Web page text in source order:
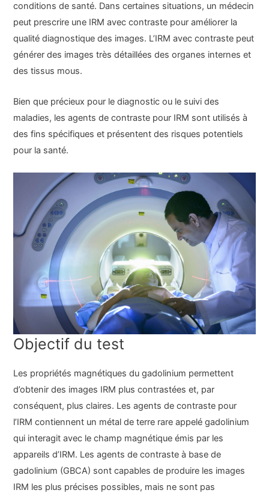
conditions de santé. Dans certaines situations, un médecin
peut prescrire une IRM avec contraste pour améliorer la
qualité diagnostique des images. L’IRM avec contraste peut
générer des images très détaillées des organes internes et
des tissus mous.
Bien que précieux pour le diagnostic ou le suivi des
maladies, les agents de contraste pour IRM sont utilisés à
des fins spécifiques et présentent des risques potentiels
pour la santé.
Objectif du test
Les propriétés magnétiques du gadolinium permettent
d’obtenir des images IRM plus contrastées et, par
conséquent, plus claires. Les agents de contraste pour
l’IRM contiennent un métal de terre rare appelé gadolinium
qui interagit avec le champ magnétique émis par les
appareils d’IRM. Les agents de contraste à base de
gadolinium (GBCA) sont capables de produire les images
IRM les plus précises possibles, mais ne sont pas